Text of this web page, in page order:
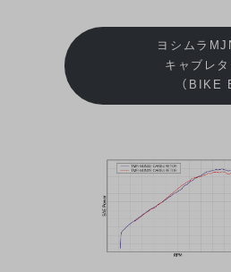
ヨシムラ
キャブレ
（BIKE